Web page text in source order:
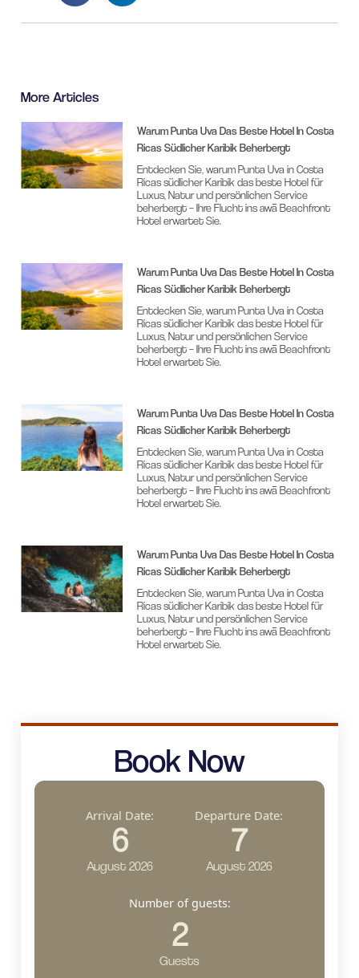
More Articles
Warum Punta Uva Das Beste Hotel In Costa
Ricas Südlicher Karibik Beherbergt
Entdecken Sie, warum Punta Uva in Costa
Ricas südlicher Karibik das beste Hotel für
Luxus, Natur und persönlichen Service
beherbergt – Ihre Flucht ins awā Beachfront
Hotel erwartet Sie.
Warum Punta Uva Das Beste Hotel In Costa
Ricas Südlicher Karibik Beherbergt
Entdecken Sie, warum Punta Uva in Costa
Ricas südlicher Karibik das beste Hotel für
Luxus, Natur und persönlichen Service
beherbergt – Ihre Flucht ins awā Beachfront
Hotel erwartet Sie.
Warum Punta Uva Das Beste Hotel In Costa
Ricas Südlicher Karibik Beherbergt
Entdecken Sie, warum Punta Uva in Costa
Ricas südlicher Karibik das beste Hotel für
Luxus, Natur und persönlichen Service
beherbergt – Ihre Flucht ins awā Beachfront
Hotel erwartet Sie.
Warum Punta Uva Das Beste Hotel In Costa
Ricas Südlicher Karibik Beherbergt
Entdecken Sie, warum Punta Uva in Costa
Ricas südlicher Karibik das beste Hotel für
Luxus, Natur und persönlichen Service
beherbergt – Ihre Flucht ins awā Beachfront
Hotel erwartet Sie.
Book Now
Arrival Date:
6
August 2026
Departure Date:
7
August 2026
Number of guests:
2
Guests